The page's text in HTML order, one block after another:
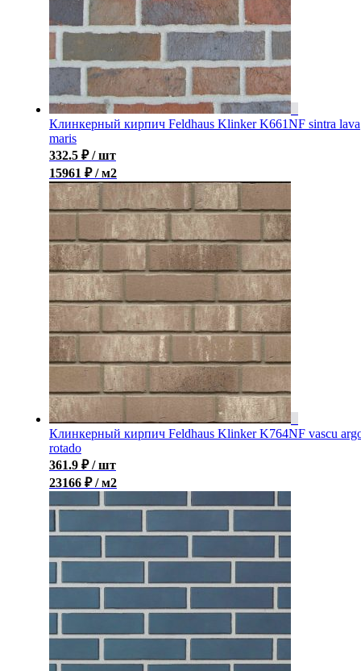
Клинкерный кирпич Feldhaus Klinker K661NF sintra lava
maris
332.5 ₽ / шт
15961 ₽ / м2
Клинкерный кирпич Feldhaus Klinker K764NF vascu
rotado
361.9 ₽ / шт
23166 ₽ / м2